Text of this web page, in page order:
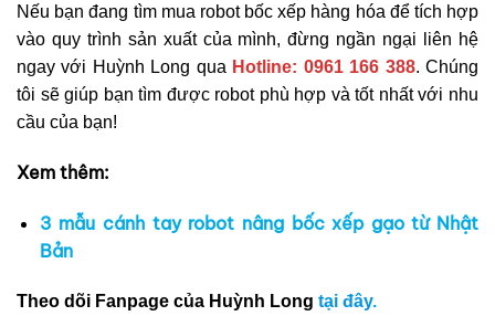
Nếu bạn đang tìm mua robot bốc xếp hàng hóa để tích hợp
vào quy trình sản xuất của mình, đừng ngần ngại liên hệ
ngay với Huỳnh Long qua Hotline: 0961 166 388. Chúng
tôi sẽ giúp bạn tìm được robot phù hợp và tốt nhất với nhu
cầu của bạn!
Xem thêm:
3 mẫu cánh tay robot nâng bốc xếp gạo từ Nhật
Bản
Theo dõi Fanpage của Huỳnh Long tại đây.